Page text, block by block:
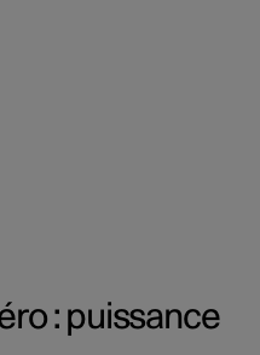
: puissance